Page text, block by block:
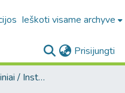
Ieškoti visame archyve
Prisijungti
5.3. Institucijų rinkiniai / Institutional collections